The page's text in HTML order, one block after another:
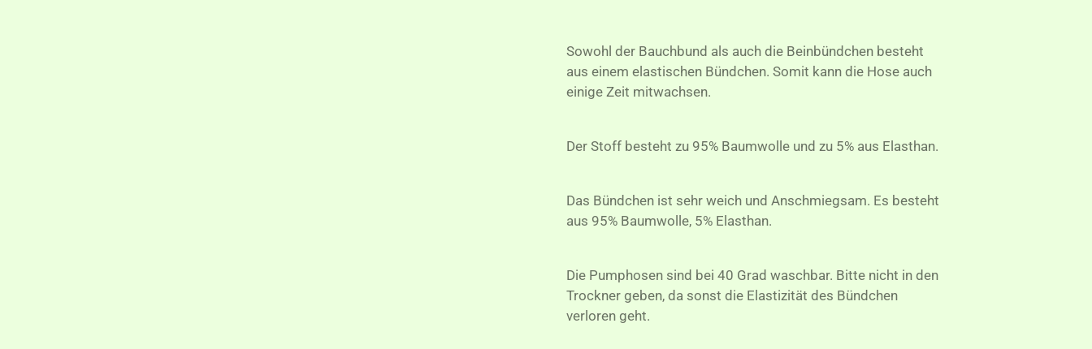
Sowohl der Bauchbund als auch die Beinbündchen besteht
aus einem elastischen Bündchen. Somit kann die Hose auch
einige Zeit mitwachsen.
Der Stoff besteht zu 95% Baumwolle und zu 5% aus Elasthan.
Das Bündchen ist sehr weich und Anschmiegsam. Es besteht
aus 95% Baumwolle, 5% Elasthan.
Die Pumphosen sind bei 40 Grad waschbar. Bitte nicht in den
Trockner geben, da sonst die Elastizität des Bündchen
verloren geht.